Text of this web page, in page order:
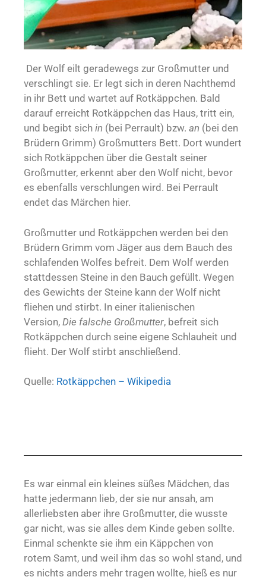
Der Wolf eilt geradewegs zur Großmutter und
verschlingt sie. Er legt sich in deren Nachthemd
in ihr Bett und wartet auf Rotkäppchen. Bald
darauf erreicht Rotkäppchen das Haus, tritt ein,
und begibt sich in (bei Perrault) bzw. an (bei den
Brüdern Grimm) Großmutters Bett. Dort wundert
sich Rotkäppchen über die Gestalt seiner
Großmutter, erkennt aber den Wolf nicht, bevor
es ebenfalls verschlungen wird. Bei Perrault
endet das Märchen hier.
Großmutter und Rotkäppchen werden bei den
Brüdern Grimm vom Jäger aus dem Bauch des
schlafenden Wolfes befreit. Dem Wolf werden
stattdessen Steine in den Bauch gefüllt. Wegen
des Gewichts der Steine kann der Wolf nicht
fliehen und stirbt. In einer italienischen
Version, Die falsche Großmutter, befreit sich
Rotkäppchen durch seine eigene Schlauheit und
flieht. Der Wolf stirbt anschließend.
Quelle: Rotkäppchen – Wikipedia
Es war einmal ein kleines süßes Mädchen, das
hatte jedermann lieb, der sie nur ansah, am
allerliebsten aber ihre Großmutter, die wusste
gar nicht, was sie alles dem Kinde geben sollte.
Einmal schenkte sie ihm ein Käppchen von
rotem Samt, und weil ihm das so wohl stand, und
es nichts anders mehr tragen wollte, hieß es nur